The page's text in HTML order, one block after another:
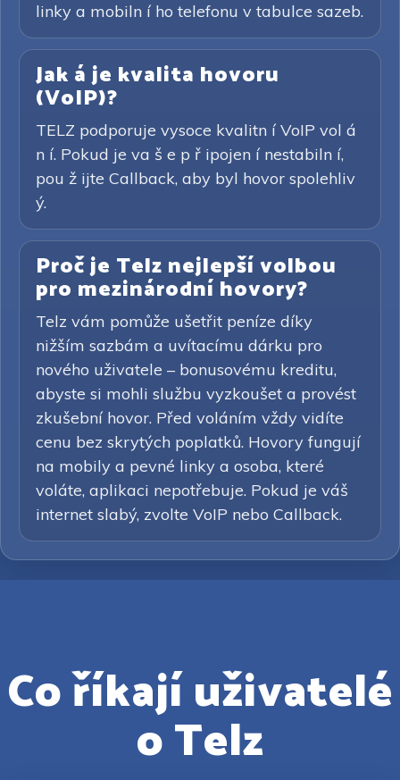
linky a mobiln í ho telefonu v tabulce sazeb.
Jak á je kvalita hovoru
(VoIP)?
TELZ podporuje vysoce kvalitn í VoIP vol á
n í. Pokud je va š e p ř ipojen í nestabiln í,
pou ž ijte Callback, aby byl hovor spolehliv
ý.
Proč je Telz nejlepší volbou
pro mezinárodní hovory?
Telz vám pomůže ušetřit peníze díky
nižším sazbám a uvítacímu dárku pro
nového uživatele – bonusovému kreditu,
abyste si mohli službu vyzkoušet a provést
zkušební hovor. Před voláním vždy vidíte
cenu bez skrytých poplatků. Hovory fungují
na mobily a pevné linky a osoba, které
voláte, aplikaci nepotřebuje. Pokud je váš
internet slabý, zvolte VoIP nebo Callback.
Co říkají uživatelé
o Telz